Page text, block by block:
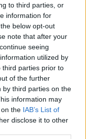
to third parties, or
information for
below opt-out
note that after your
seeing
utilized by
third parties prior to
of the further
by third parties on the
information may
the IAB’s List of
disclose it to other